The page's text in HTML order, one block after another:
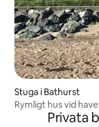
Stuga i Bathurst
Rymligt hus vid
Privata